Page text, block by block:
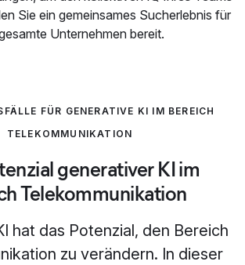
Sie ein gemeinsames Sucherlebnis für
Unternehmen bereit.
FÜR GENERATIVE KI IM BEREICH
TELEKOMMUNIKATION
generativer KI im
Telekommunikation
hat das Potenzial, den Bereich
zu verändern. In dieser